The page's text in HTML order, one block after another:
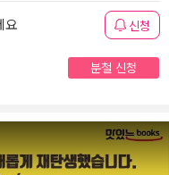
요 신청
분철 신청